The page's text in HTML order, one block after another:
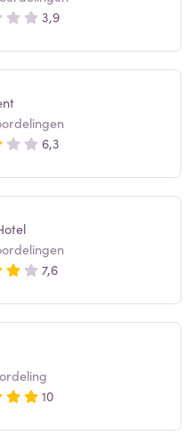
3,9
6,3
7,6
10